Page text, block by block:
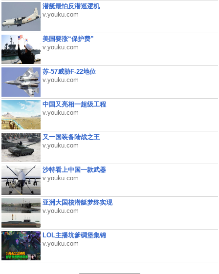
潜艇最怕反潜巡逻机
v.youku.com
美国要涨“保护费”
v.youku.com
苏-57威胁F-22地位
v.youku.com
中国又亮相一超级工程
v.youku.com
又一国装备陆战之王
v.youku.com
沙特看上中国一款武器
v.youku.com
亚洲大国核潜艇梦终实现
v.youku.com
LOL主播坑爹碉堡集锦
v.youku.com